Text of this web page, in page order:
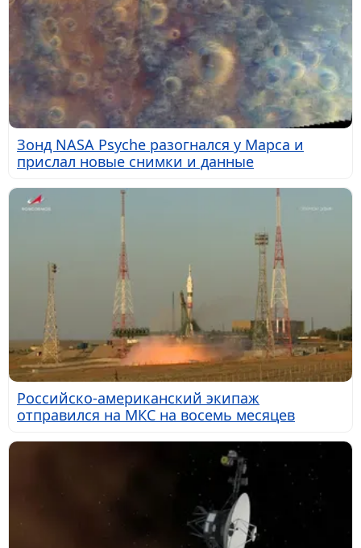
Зонд NASA Psyche разогнался у Марса и
прислал новые снимки и данные
Российско-американский экипаж
отправился на МКС на восемь месяцев